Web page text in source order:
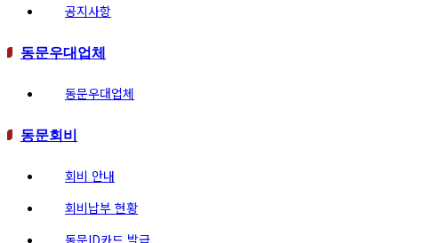
공지사항
동문우대업체
동문우대업체
동문회비
회비 안내
회비납부 현황
동문ID카드 발급